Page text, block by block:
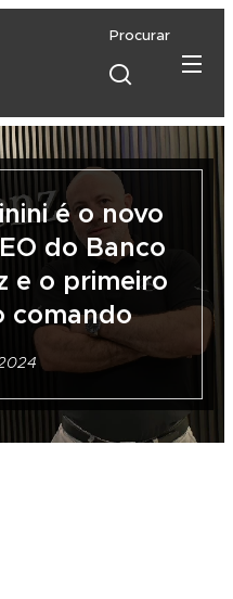
Procurar
é o novo
do Banco
e o primeiro
comando